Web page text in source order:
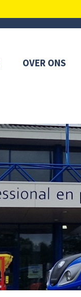
OVER ONS